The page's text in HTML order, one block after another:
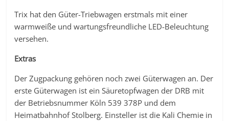
Trix hat den Güter-Triebwagen erstmals mit einer
warmweiße und wartungsfreundliche LED-Beleuchtung
versehen.
Extras
Der Zugpackung gehören noch zwei Güterwagen an. Der
erste Güterwagen ist ein Säuretopfwagen der DRB mit
der Betriebsnummer Köln 539 378P und dem
Heimatbahnhof Stolberg. Einsteller ist die Kali Chemie in